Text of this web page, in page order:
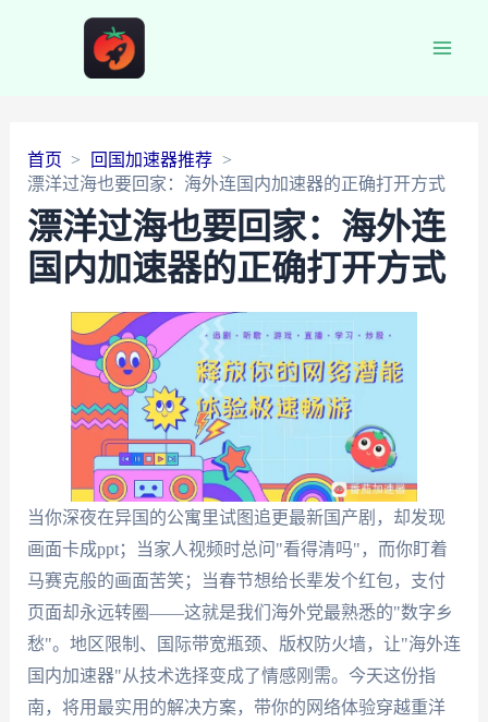
首页
回国加速器推荐
漂洋过海也要回家：海外连国内加速器的正确打开方式
漂洋过海也要回家：海外连
国内加速器的正确打开方式
当你深夜在异国的公寓里试图追更最新国产剧，却发现
画面卡成ppt；当家人视频时总问"看得清吗"，而你盯着
马赛克般的画面苦笑；当春节想给长辈发个红包，支付
页面却永远转圈——这就是我们海外党最熟悉的"数字乡
愁"。地区限制、国际带宽瓶颈、版权防火墙，让"海外连
国内加速器"从技术选择变成了情感刚需。今天这份指
南，将用最实用的解决方案，带你的网络体验穿越重洋